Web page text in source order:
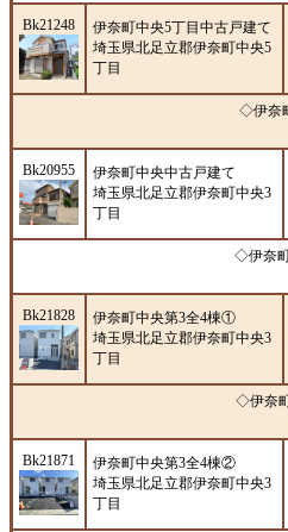
Bk21248
伊奈町中央5丁目中古戸建て
埼玉県北足立郡伊奈町中央5
丁目
◇伊奈
Bk20955
伊奈町中央中古戸建て
埼玉県北足立郡伊奈町中央3
丁目
◇伊奈
Bk21828
伊奈町中央第3全4棟①
埼玉県北足立郡伊奈町中央3
丁目
◇伊奈
Bk21871
伊奈町中央第3全4棟②
埼玉県北足立郡伊奈町中央3
丁目